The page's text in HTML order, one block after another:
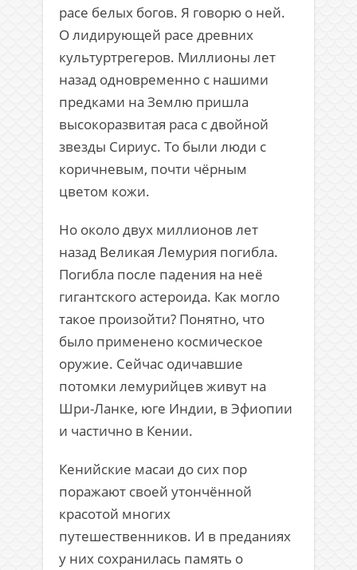
расе белых богов. Я говорю о ней.
О лидирующей расе древних
культуртрегеров. Миллионы лет
назад одновременно с нашими
предками на Землю пришла
высокоразвитая раса с двойной
звезды Сириус. То были люди с
коричневым, почти чёрным
цветом кожи.
Но около двух миллионов лет
назад Великая Лемурия погибла.
Погибла после падения на неё
гигантского астероида. Как могло
такое произойти? Понятно, что
было применено космическое
оружие. Сейчас одичавшие
потомки лемурийцев живут на
Шри-Ланке, юге Индии, в Эфиопии
и частично в Кении.
Кенийские масаи до сих пор
поражают своей утончённой
красотой многих
путешественников. И в преданиях
у них сохранилась память о